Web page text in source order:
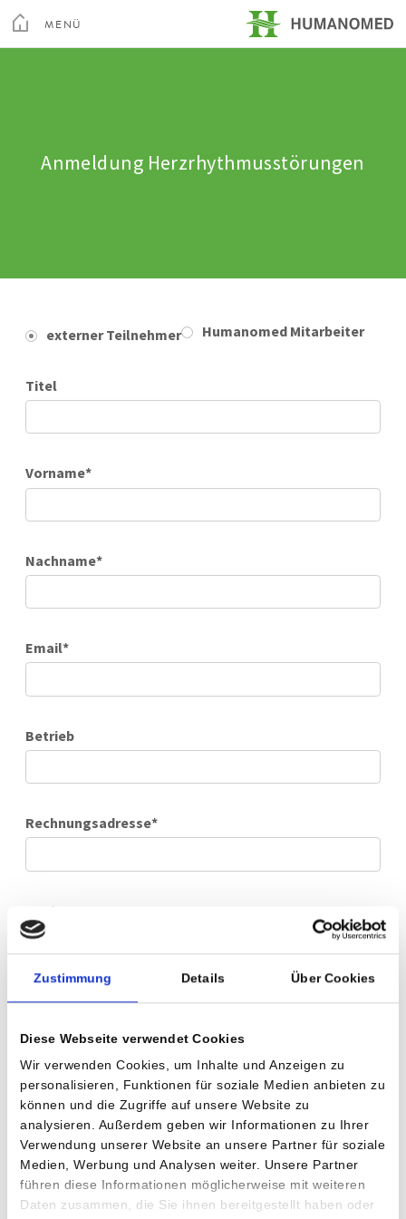
Zustimmung Details Über Cookies
Diese Webseite verwendet Cookies
Wir verwenden Cookies, um Inhalte und Anzeigen zu
personalisieren, Funktionen für soziale Medien anbieten zu
können und die Zugriffe auf unsere Website zu
analysieren. Außerdem geben wir Informationen zu Ihrer
Verwendung unserer Website an unsere Partner für soziale
Medien, Werbung und Analysen weiter. Unsere Partner
führen diese Informationen möglicherweise mit weiteren
Daten zusammen, die Sie ihnen bereitgestellt haben oder
Menu
MENÜ
Anmeldung Herzrhythmusstörungen
externer Teilnehmer Humanomed Mitarbeiter
Titel
Vorname*
Nachname*
Email*
Betrieb
Rechnungsadresse*
*
Ort*
Land
Geburtsdatum